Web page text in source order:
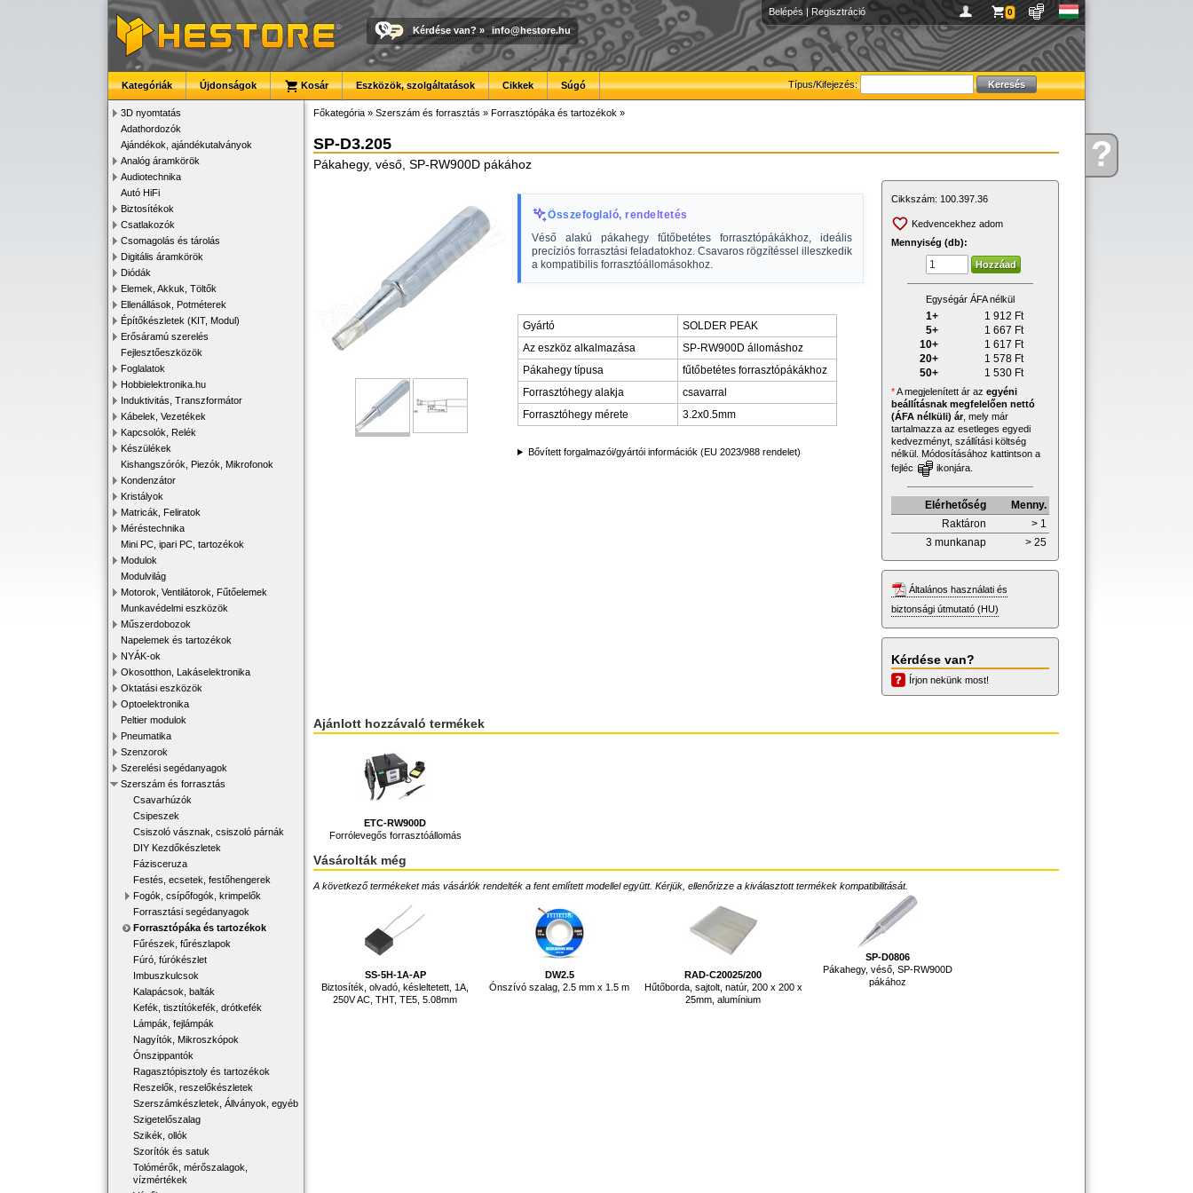
Kérdése?
Belépés | Regisztráció 0
Kérdése van? » info@hestore.hu
Típus/Kifejezés:
Kategóriák Újdonságok Kosár Eszközök, szolgáltatások Cikkek Súgó
3D nyomtatás
Adathordozók
Ajándékok, ajándékutalványok
Analóg áramkörök
Audiotechnika
Autó HiFi
Biztosítékok
Csatlakozók
Csomagolás és tárolás
Digitális áramkörök
Diódák
Elemek, Akkuk, Töltők
Ellenállások, Potméterek
Építőkészletek (KIT, Modul)
Erősáramú szerelés
Fejlesztőeszközök
Foglalatok
Hobbielektronika.hu
Induktivitás, Transzformátor
Kábelek, Vezetékek
Kapcsolók, Relék
Készülékek
Kishangszórók, Piezók, Mikrofonok
Kondenzátor
Kristályok
Matricák, Feliratok
Méréstechnika
Mini PC, ipari PC, tartozékok
Modulok
Modulvilág
Motorok, Ventilátorok, Fűtőelemek
Munkavédelmi eszközök
Műszerdobozok
Napelemek és tartozékok
NYÁK-ok
Okosotthon, Lakáselektronika
Oktatási eszközök
Optoelektronika
Peltier modulok
Pneumatika
Szenzorok
Szerelési segédanyagok
Szerszám és forrasztás
Csavarhúzók
Csipeszek
Csiszoló vásznak, csiszoló párnák
DIY Kezdőkészletek
Fázisceruza
Festés, ecsetek, festőhengerek
Fogók, csípőfogók, krimpelők
Forrasztási segédanyagok
Forrasztópáka és tartozékok
Fűrészek, fűrészlapok
Fúró, fúrókészlet
Imbuszkulcsok
Kalapácsok, balták
Kefék, tisztítókefék, drótkefék
Lámpák, fejlámpák
Nagyítók, Mikroszkópok
Ónszippantók
Ragasztópisztoly és tartozékok
Reszelők, reszelőkészletek
Szerszámkészletek, Állványok, egyéb
Szigetelőszalag
Szikék, ollók
Szorítók és satuk
Tolómérők, mérőszalagok,
vízmértékek
Főkategória » Szerszám és forrasztás » Forrasztópáka és tartozékok »
SP-D3.205
Pákahegy, véső, SP-RW900D pákához
Összefoglaló, rendeltetés
Véső alakú pákahegy fűtőbetétes forrasztópákákhoz, ideális
precíziós forrasztási feladatokhoz. Csavaros rögzítéssel illeszkedik
a kompatibilis forrasztóállomásokhoz.
Gyártó
SOLDER PEAK
Az eszköz alkalmazása
SP-RW900D állomáshoz
Pákahegy típusa
fűtőbetétes forrasztópákákhoz
Forrasztóhegy alakja
csavarral
Forrasztóhegy mérete
3.2x0.5mm
Bővített forgalmazói/gyártói információk (EU 2023/988 rendelet)
Cikkszám: 100.397.36
Kedvencekhez adom
Mennyiség (db):
Egységár ÁFA nélkül
1+ 1 912 Ft
5+
1 667 Ft
10+
1 617 Ft
20+
1 578 Ft
50+
1 530 Ft
*A megjelenített ár az egyéni
beállításnak megfelelően nettó
(ÁFA nélküli) ár, mely már
tartalmazza az esetleges egyedi
kedvezményt, szállítási költség
nélkül. Módosításához kattintson a
fejléc
ikonjára.
Elérhetőség
Menny.
Raktáron
> 1
3 munkanap
> 25
Általános használati és
biztonsági útmutató (HU)
Kérdése van?
Írjon nekünk most!
Ajánlott hozzávaló termékek
ETC-RW900D
Forrólevegős forrasztóállomás
Vásárolták még
A következő termékeket más vásárlók rendelték a fent említett modellel együtt. Kérjük, ellenőrizze a kiválasztott termékek kompatibilitását.
SS-5H-1A-AP
Biztosíték, olvadó, késleltetett, 1A,
250V AC, THT, TE5, 5.08mm
DW2.5
Ónszívó szalag, 2.5 mm x 1.5 m
RAD-C20025/200
Hűtőborda, sajtolt, natúr, 200 x 200 x
25mm, alumínium
SP-D0806
Pákahegy, véső, SP-RW900D
pákához